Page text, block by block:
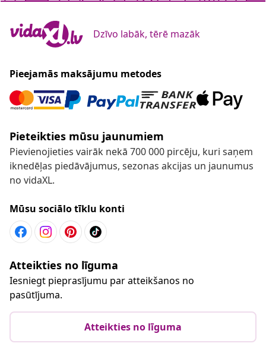
Dzīvo labāk, tērē mazāk
Pieejamās maksājumu metodes
Pieteikties mūsu jaunumiem
Pievienojieties vairāk nekā 700 000 pircēju, kuri saņem
iknedēļas piedāvājumus, sezonas akcijas un jaunumus
no vidaXL.
Mūsu sociālo tīklu konti
Atteikties no līguma
Iesniegt pieprasījumu par atteikšanos no
pasūtījuma.
Atteikties no līguma